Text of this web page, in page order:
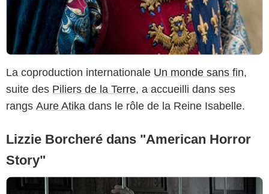
La coproduction internationale Un monde sans fin,
suite des Piliers de la Terre, a accueilli dans ses
rangs Aure Atika dans le rôle de la Reine Isabelle.
Lizzie Borcheré dans "American Horror
Story"